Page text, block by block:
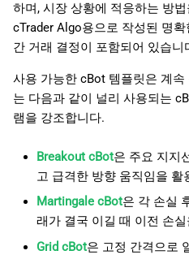
하며, 시장 상황에 적응하는 방
cTrader Algo용으로 작성된 명
간 거래 결정이 포함되어 있습니
사용 가능한 cBot 템플릿은 계
는 다음과 같이 널리 사용되는
램을 강조합니다.
Breakout cBot은 주요 지지
고 급격한 방향 움직임을
Martingale cBot은 각 손실
래가 결국 이길 때 이전 손
Grid cBot은 고정 간격으로